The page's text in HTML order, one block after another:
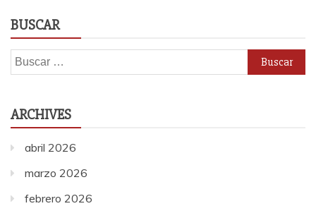
BUSCAR
Buscar:
ARCHIVES
abril 2026
marzo 2026
febrero 2026